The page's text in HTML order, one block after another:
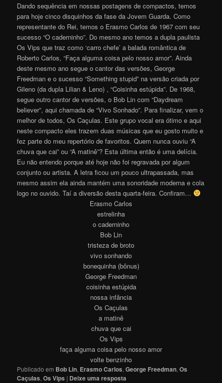
Dando sequência em nossas postagens de compactos, temos
para hoje cinco disquinhos da fase da Jovem Guarda. Como
representante do Rei, temos o Erasmo Carlos de 1967 com seu
sucesso “O caderninho”. Do mesmo ano temos a dupla paulista
Os Vips que traz como ‘carro chefe’ a balada romântica de
Roberto Carlos, “Faça alguma coisa pelo nosso amor”. Ainda
deste mesmo ano segue o cantor das versões, George
Freedman e o sucesso “Something stupid” na versão criada por
Gileno (da dupla Lilian & Leno) , “Coisinha estúpida”. De 1968,
segue outro cantor de versões, o Bob Lin com “Daydream
believer”, aqui chamada de “Vivo Sonhado”. Para finalizar, vem o
melhor de todos, Os Caçulas. Este grupo vocal era ótimo e aqui
neste compacto eles trazem duas músicas que eu gosto muito e
fez parte do meu repertório de favoritos. Quem nunca ouviu “A
chuva que cai” ou “A matinê”? Esta última então é uma delícia.
Eu não entendo porque até hoje não foi regravada por algum
conjunto ou artista. A letra ficou um pouco ultrapassada, mas
mesmo assim ela ainda mantém uma sonoridade moderna e cola
logo no ouvido. Taí a diversão desta quarta-feira. Confiram…
Erasmo Carlos
estrelinha
o caderninho
Bob Lin
tristeza de broto
vivo sonhando
bonequinha (bônus)
George Freedman
coisinha estúpida
nossa infância
Os Caçulas
a matinê
chuva que cai
Os Vips
faça alguma coisa pelo nosso amor
volte benzinho
Publicado em Bob Lin, Erasmo Carlos,George Freedman,Os
Caçulas,Os Vips | Deixe uma resposta